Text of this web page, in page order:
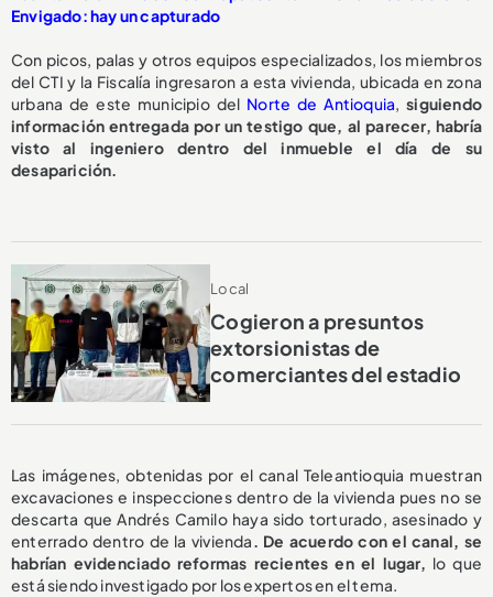
Envigado: hay un capturado
Con picos, palas y otros equipos especializados, los miembros
del CTI y la Fiscalía ingresaron a esta vivienda, ubicada en zona
urbana de este municipio del Norte de Antioquia, siguiendo
información entregada por un testigo que, al parecer, habría
visto al ingeniero dentro del inmueble el día de su
desaparición.
Local
Cogieron a presuntos
extorsionistas de
comerciantes del estadio
Las imágenes, obtenidas por el canal Teleantioquia muestran
excavaciones e inspecciones dentro de la vivienda pues no se
descarta que Andrés Camilo haya sido torturado, asesinado y
enterrado dentro de la vivienda. De acuerdo con el canal, se
habrían evidenciado reformas recientes en el lugar, lo que
está siendo investigado por los expertos en el tema.